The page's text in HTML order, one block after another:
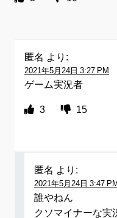
匿名 より:
2021年5月24日 3:27 PM
ゲーム実況者
3 15
匿名 より:
2021年5月24日 3:47 PM
誰やねん
クソマイナーな実